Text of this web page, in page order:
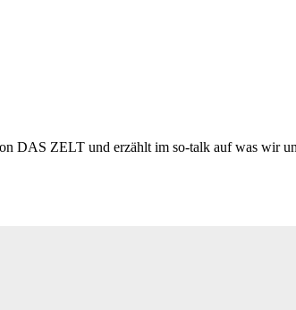
ZELT und erzählt im so-talk auf was wir